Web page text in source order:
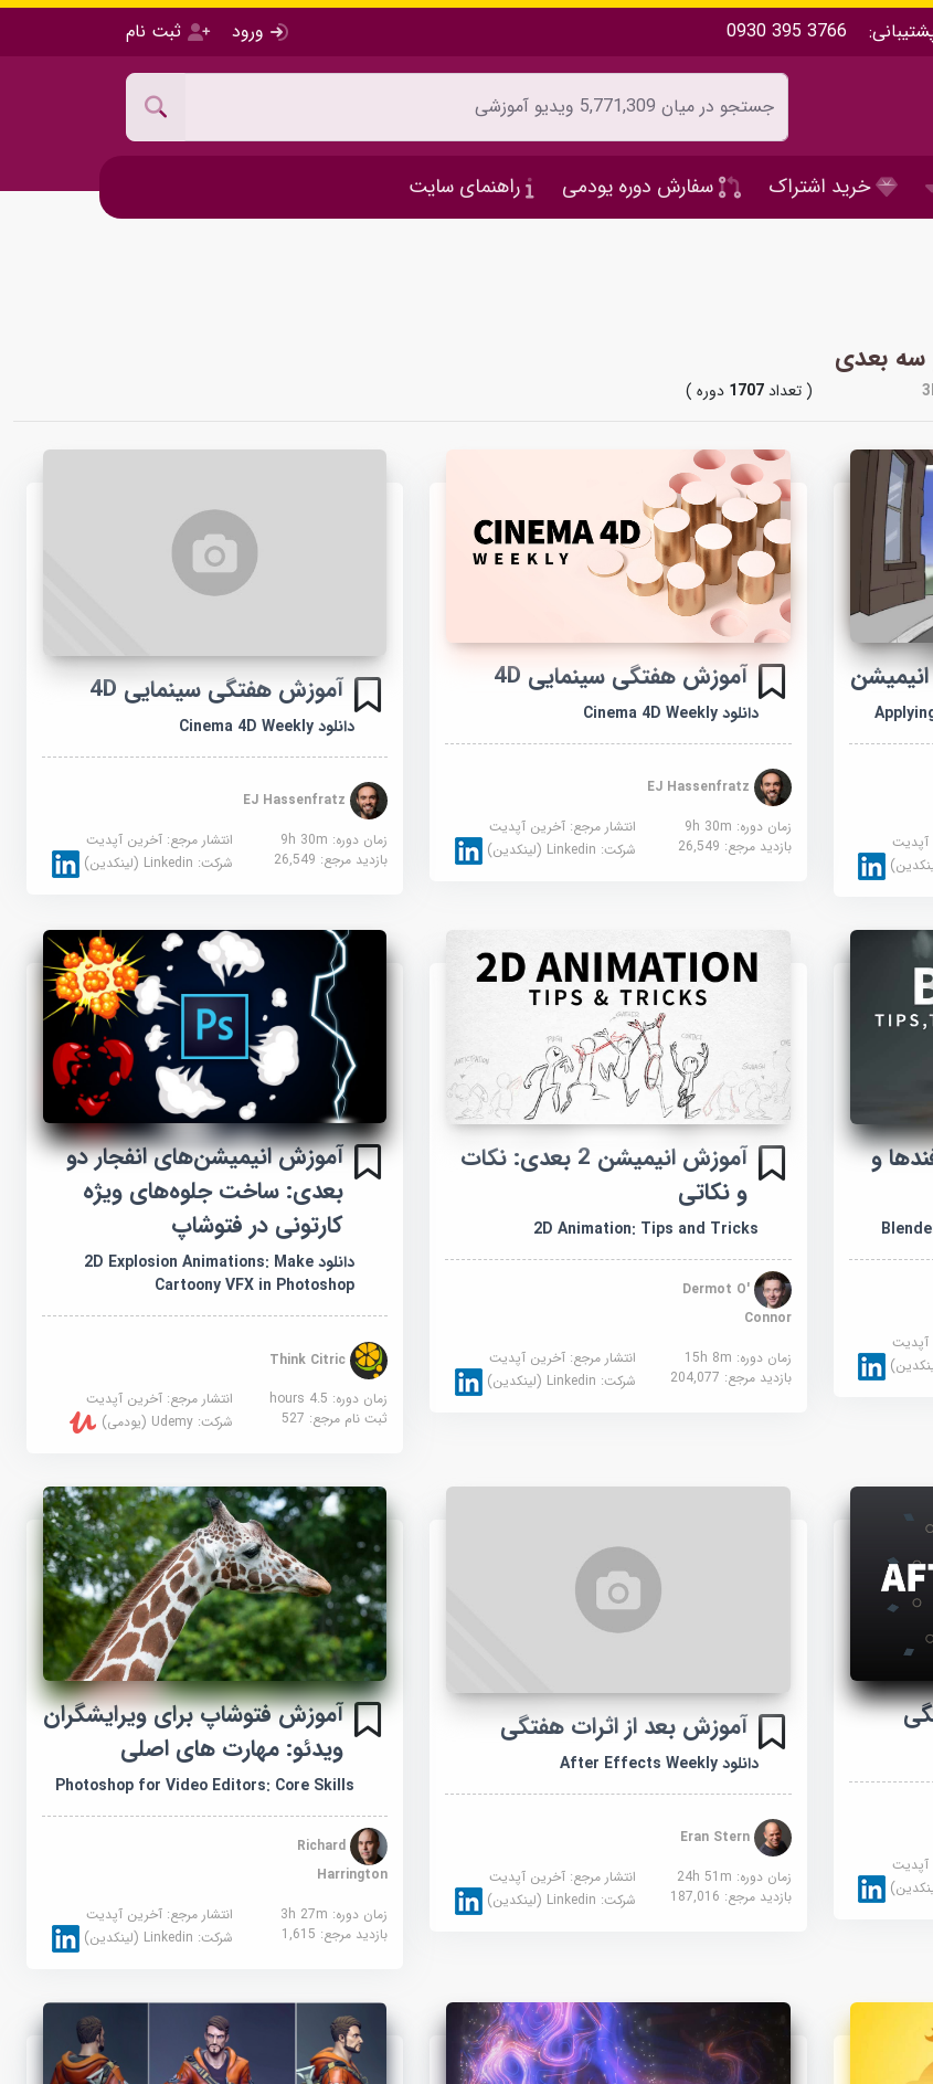
0930 395 3766 ورود ثبت نام
خرید اشتراک سفارش دوره یودمی راهنمای سایت
سه بعدی
( تعداد1707 دوره )
آپدیت
آموزش هفتگی سینمایی 4D
دانلود Cinema 4D Weekly
زمان دوره: 9h 30m
انتشار مرجع: آخرین آپدیت
بازدید مرجع: 26,549 شرکت: Linkedin (لینکدین)
آموزش هفتگی سینمایی 4D
دانلود Cinema 4D Weekly
EJ Hassenfratz
زمان دوره: 9h 30m
انتشار مرجع:آخرین آپدیت
بازدید مرجع: 26,549 شرکت: Linkedin (لینکدین)
و
آپدیت
آموزش انیمیشن 2 بعدی: نکات
و نکاتی
2D Animation: Tips and Tricks
Dermot O'
Connor
زمان دوره: 15h 8m
انتشار مرجع: آخرین آپدیت
بازدید مرجع: 204,077 شرکت: Linkedin (لینکدین)
آموزش انیمیشن‌های انفجار دو
بعدی: ساخت جلوه‌های ویژه
کارتونی در فتوشاپ
دانلود 2D Explosion Animations: Make
Cartoony VFX in Photoshop
Think Citric
زمان دوره: 4.5 hours
انتشار مرجع:آخرین آپدیت
ثبت نام مرجع: 527 شرکت:Udemy (یودمی)
آپدیت
آموزش بعد از اثرات هفتگی
دانلود After Effects Weekly
Eran Stern
زمان دوره: 24h 51m
انتشار مرجع: آخرین آپدیت
بازدید مرجع: 187,016 شرکت: Linkedin (لینکدین)
آموزش فتوشاپ برای ویرایشگران
ویدئو: مهارت های اصلی
Photoshop for Video Editors: Core Skills
Richard
Harrington
زمان دوره: 3h 27m
انتشار مرجع:آخرین آپدیت
بازدید مرجع: 1,615 شرکت: Linkedin (لینکدین)